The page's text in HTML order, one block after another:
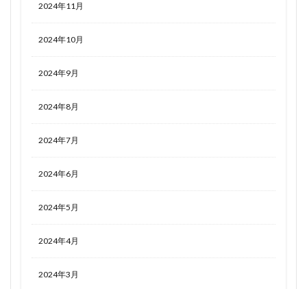
2024年11月
2024年10月
2024年9月
2024年8月
2024年7月
2024年6月
2024年5月
2024年4月
2024年3月